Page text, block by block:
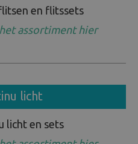
en flitssets
assortiment hier
licht
licht en sets